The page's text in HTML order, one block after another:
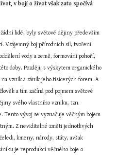
v boji o život však zato spočívá
lidé, byly světové dějiny především
Vzájemný boj přírodních sil, tvoření
vody a země, formování pohoří,
doby. Později, s výskytem organického
vznik a zánik jeho tisícerých forem. A
a tím začíná pod pojmem světové
svého vlastního vzniku, tzn.
Tento vývoj se vyznačuje věčným bojem
Z neviditelné změti jednotlivých
kmeny, národy, státy, avšak
je reprodukcí věčného boje o